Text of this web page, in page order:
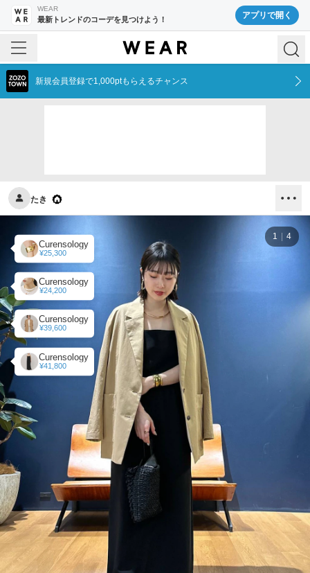
WEAR
最新トレンドのコーデを見つけよう！ アプリで開く
新規会員登録で1,000ptもらえるチャンス
たき
Curensology
¥25,300
Curensology
¥24,200
Curensology
¥39,600
Curensology
¥41,800
1 4